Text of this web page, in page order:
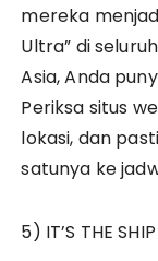
mereka
Ultra” di
Asia, Anda
Periksa situs
lokasi, dan
satunya ke
5) IT’S THE SHIP